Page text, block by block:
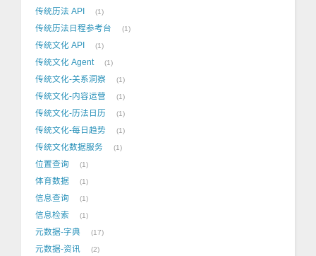
传统历法 API 1
传统历法日程参考台 1
传统文化 API 1
传统文化 Agent 1
传统文化-关系洞察 1
传统文化-内容运营 1
传统文化-历法日历 1
传统文化-每日趋势 1
传统文化数据服务 1
位置查询 1
体育数据 1
信息查询 1
信息检索 1
元数据-字典 17
元数据-资讯 2